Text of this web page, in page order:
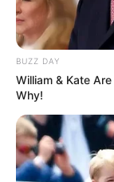
BUZZ DAY
William & Kate
Why!